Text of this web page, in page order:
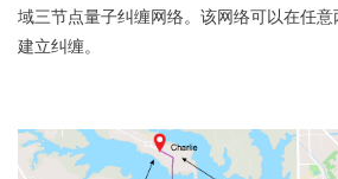
域三节点量子纠缠网络。该网络可以在任
建立纠缠。